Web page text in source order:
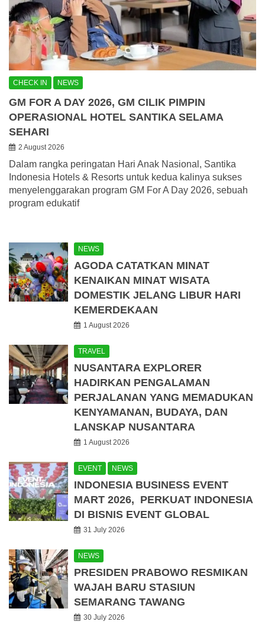
CHECK IN NEWS
GM FOR A DAY 2026, GM CILIK PIMPIN
OPERASIONAL HOTEL SANTIKA SELAMA
SEHARI
2 August 2026
Dalam rangka peringatan Hari Anak Nasional, Santika
Indonesia Hotels & Resorts untuk kedua kalinya sukses
menyelenggarakan program GM For A Day 2026, sebuah
program edukatif
NEWS
AGODA CATATKAN MINAT
KENAIKAN MINAT WISATA
DOMESTIK JELANG LIBUR HARI
KEMERDEKAAN
1 August 2026
TRAVEL
NUSANTARA EXPLORER
HADIRKAN PENGALAMAN
PERJALANAN YANG MEMADUKAN
KENYAMANAN, BUDAYA, DAN
LANSKAP NUSANTARA
1 August 2026
EVENT NEWS
INDONESIA BUSINESS EVENT
MART 2026, PERKUAT INDONESIA
DI BISNIS EVENT GLOBAL
31 July 2026
NEWS
PRESIDEN PRABOWO RESMIKAN
WAJAH BARU STASIUN
SEMARANG TAWANG
30 July 2026